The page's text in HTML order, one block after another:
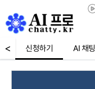
< 신청하기 AI 채팅